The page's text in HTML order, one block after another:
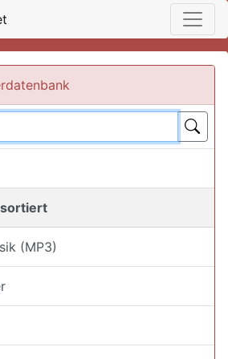
(MP3)